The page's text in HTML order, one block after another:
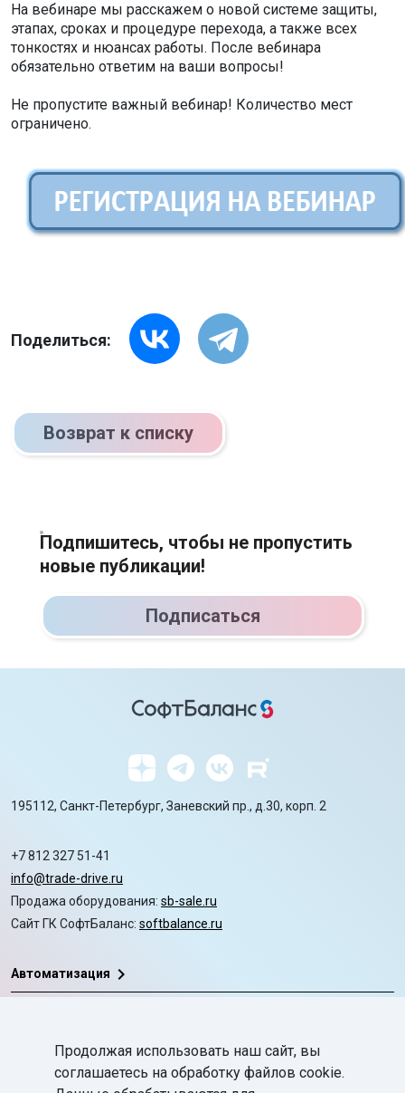
На вебинаре мы расскажем о новой системе защиты,
этапах, сроках и процедуре перехода, а также всех
тонкостях и нюансах работы. После вебинара
обязательно ответим на ваши вопросы!
Не пропустите важный вебинар! Количество мест
ограничено.
Поделиться:
Возврат к списку
Подпишитесь, чтобы не пропустить
новые публикации!
Подписаться
195112, Санкт-Петербург, Заневский пр., д.30, корп. 2
+7 812 327 51-41
info@trade-drive.ru
Продажа оборудования: sb-sale.ru
Сайт ГК СофтБаланс: softbalance.ru
Автоматизация chevron_right
Поддержкаchevron_right
Продолжая использовать наш сайт, вы
соглашаетесь на обработку файлов cookie.